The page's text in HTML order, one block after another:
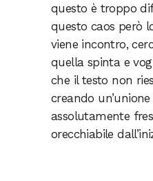
questo è troppo
questo caos però
viene incontro,
quella spinta e
che il testo non
creando
assolutamente
orecchiabile